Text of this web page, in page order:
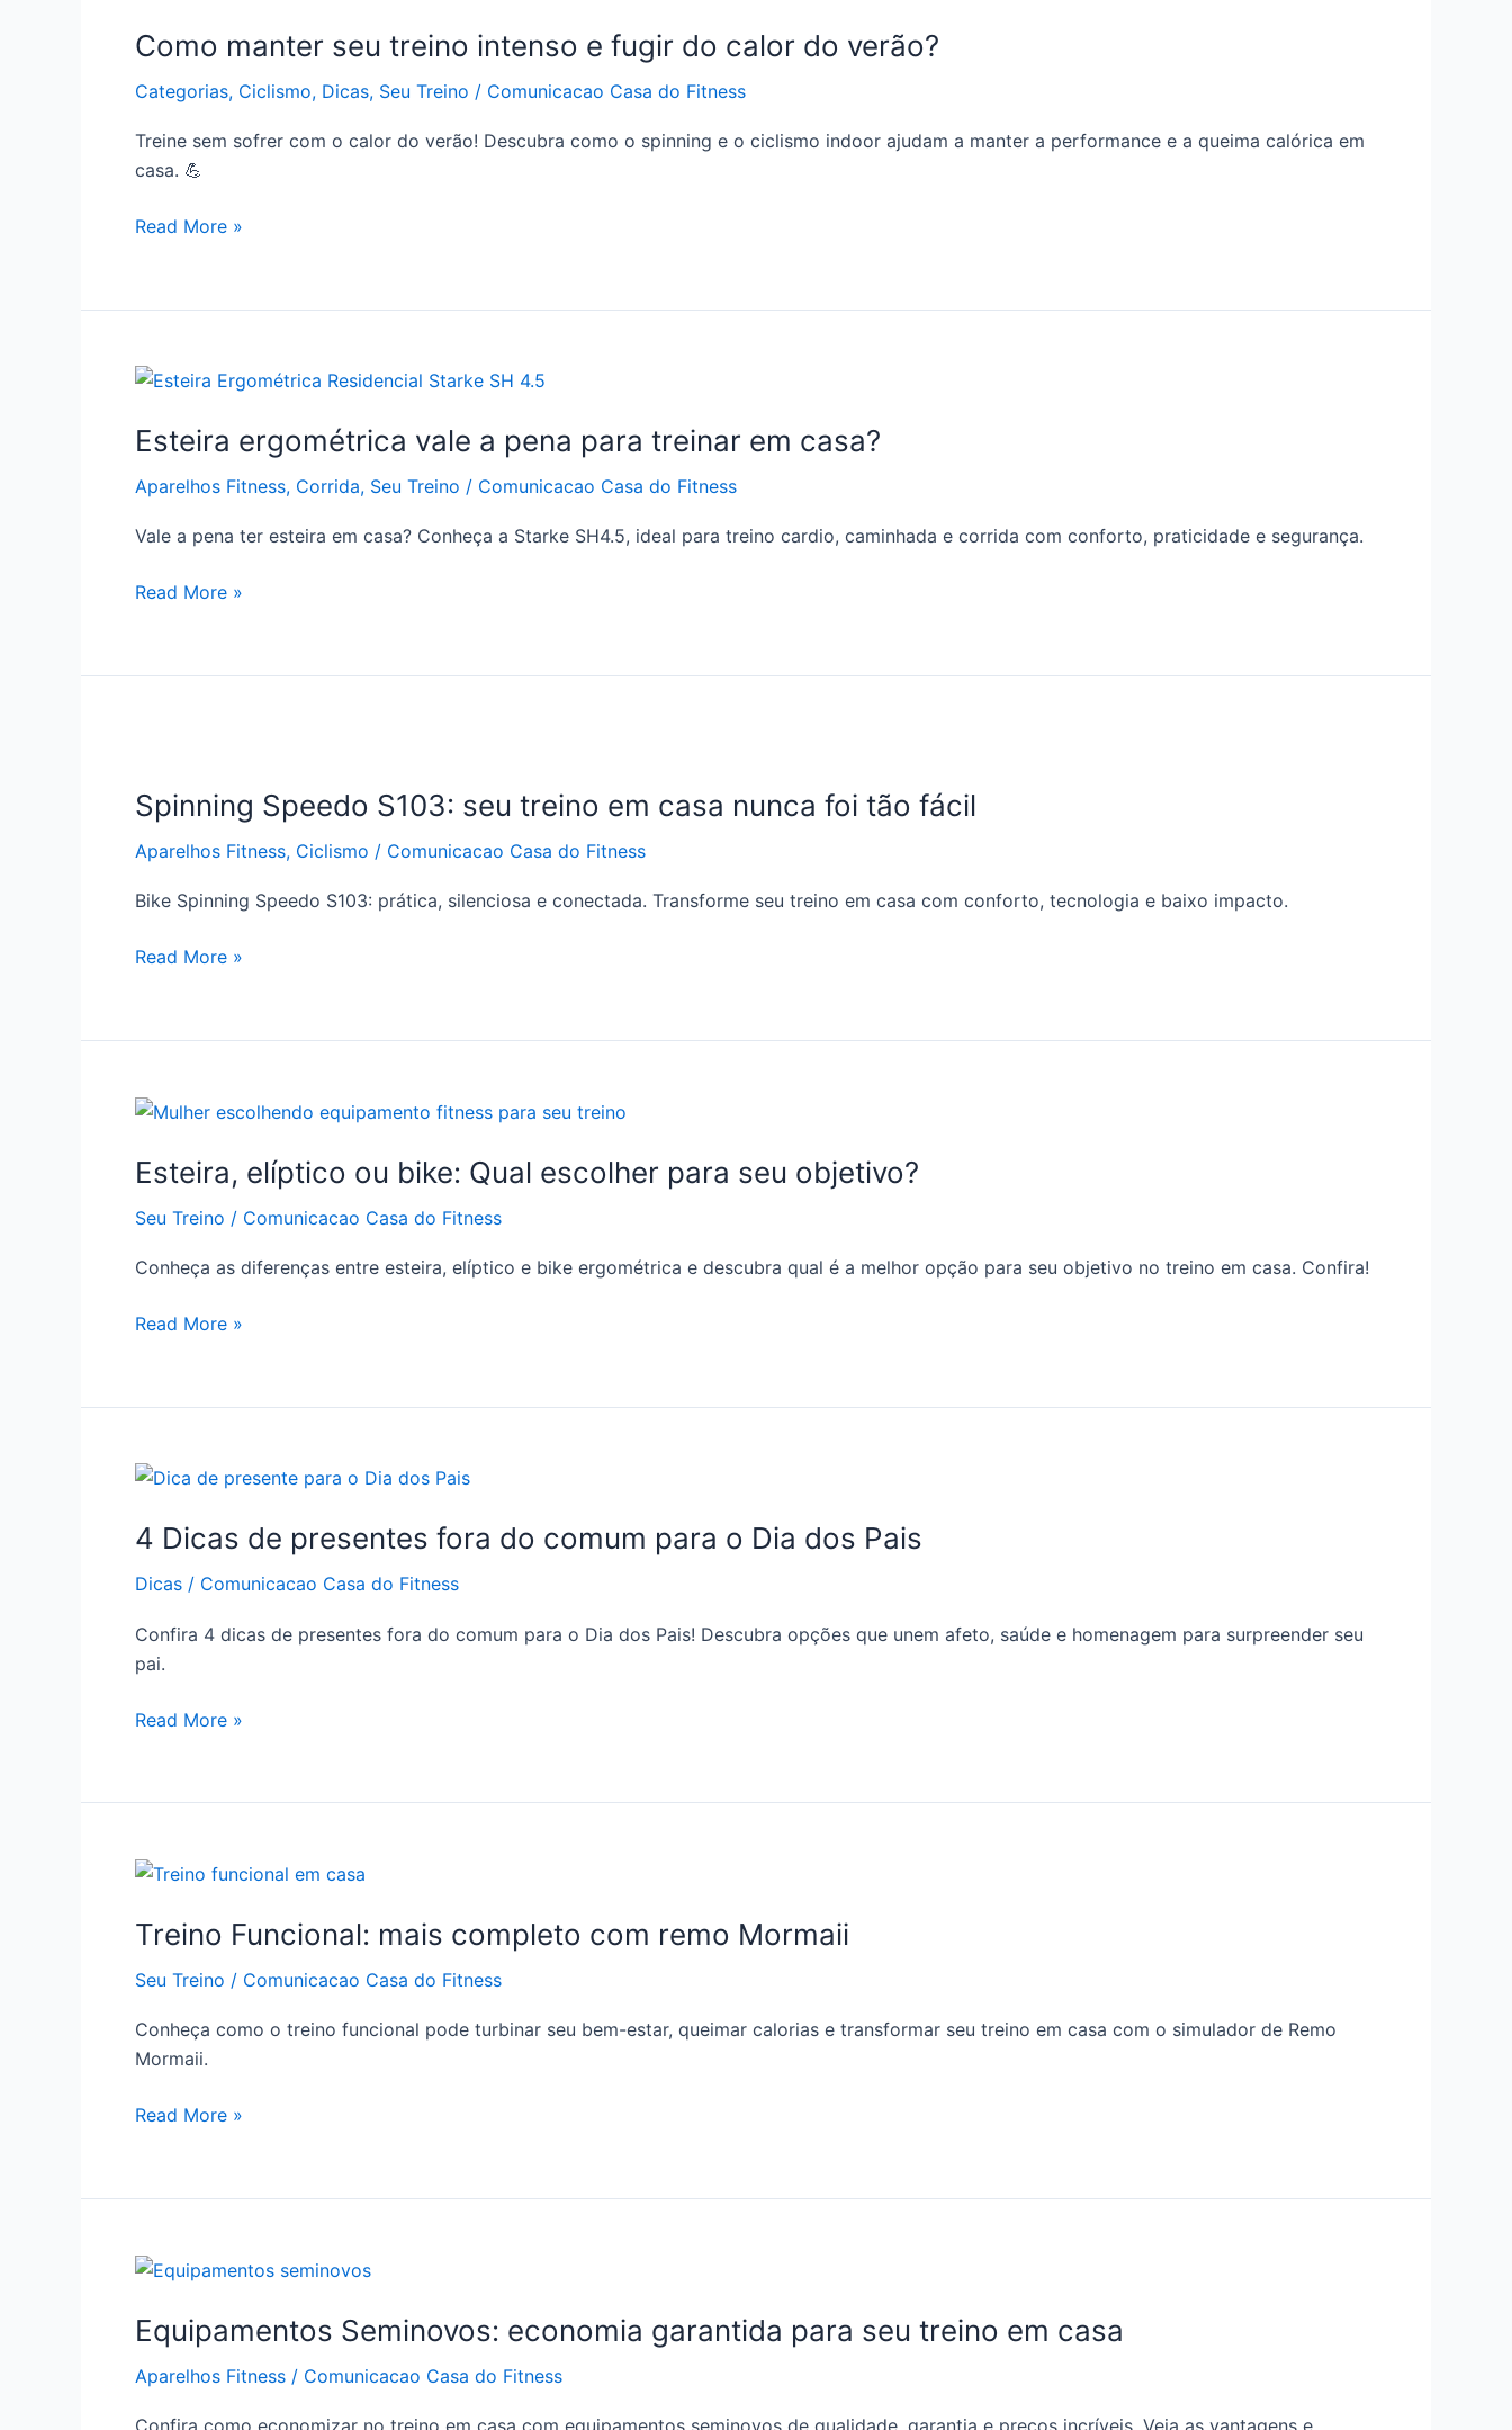
Como manter seu treino intenso e fugir do calor do verão?
Categorias, Ciclismo, Dicas, Seu Treino / Comunicacao Casa do Fitness
Treine sem sofrer com o calor do verão! Descubra como o spinning e o ciclismo indoor ajudam a manter a performance e a queima calórica em
casa. 💪
seu
intenso
calor
Read More »
Esteira ergométrica vale a pena para treinar em casa?
Aparelhos Fitness, Corrida, Seu Treino / Comunicacao Casa do Fitness
Vale a pena ter esteira em casa? Conheça a Starke SH4.5, ideal para treino cardio, caminhada e corrida com conforto, praticidade e segurança.
Esteira
vale
pena
para
em
Read More »
Spinning Speedo S103: seu treino em casa nunca foi tão fácil
Aparelhos Fitness, Ciclismo / Comunicacao Casa do Fitness
Bike Spinning Speedo S103: prática, silenciosa e conectada. Transforme seu treino em casa com conforto, tecnologia e baixo impacto.
S103:
treino
em
nunca
fácil
Read More »
Esteira, elíptico ou bike: Qual escolher para seu objetivo?
Seu Treino / Comunicacao Casa do Fitness
Conheça as diferenças entre esteira, elíptico e bike ergométrica e descubra qual é a melhor opção para seu objetivo no treino em casa. Confira!
Esteira,
ou
Qual
escolher
seu
Read More »
4 Dicas de presentes fora do comum para o Dia dos Pais
Dicas / Comunicacao Casa do Fitness
Confira 4 dicas de presentes fora do comum para o Dia dos Pais! Descubra opções que unem afeto, saúde e homenagem para surpreender seu
pai.
4
de
fora
para
o
Pais
Read More »
Treino Funcional: mais completo com remo Mormaii
Seu Treino / Comunicacao Casa do Fitness
Conheça como o treino funcional pode turbinar seu bem-estar, queimar calorias e transformar seu treino em casa com o simulador de Remo
Mormaii.
Treino
mais
com
remo
Mormaii
Read More »
Equipamentos Seminovos: economia garantida para seu treino em casa
Aparelhos Fitness / Comunicacao Casa do Fitness
Confira como economizar no treino em casa com equipamentos seminovos de qualidade, garantia e preços incríveis. Veja as vantagens e
Equipamentos
economia
garantida
para